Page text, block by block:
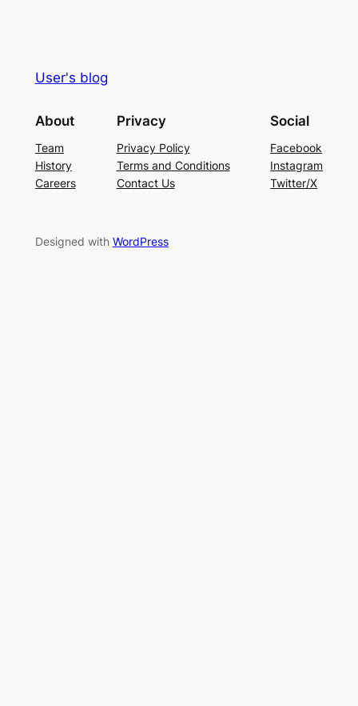
User's blog
About
Team
History
Careers
Privacy
Privacy Policy
Terms and Conditions
Contact Us
Social
Facebook
Instagram
Twitter/X
Designed with WordPress